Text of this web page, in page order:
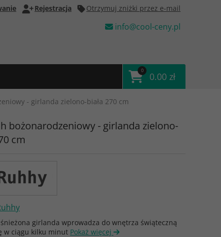
Rejestracja Otrzymuj zniżki przez e-mail
info@cool-ceny.pl
0
0.00 zł
- girlanda zielono-biała 270 cm
bożonarodzeniowy - girlanda zielono-
cm
girlanda wprowadza do wnętrza świąteczną
w ciągu kilku minut Pokaż więcej